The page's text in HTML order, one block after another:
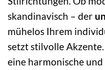
skandinavisch – der
mühelos Ihrem
setzt stilvolle
eine harmonische